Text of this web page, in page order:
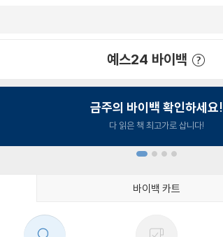
예스24 바이백
금주의 바이백 확인하세요!
다 읽은 책 최고가로 삽니다!
바이백 카트